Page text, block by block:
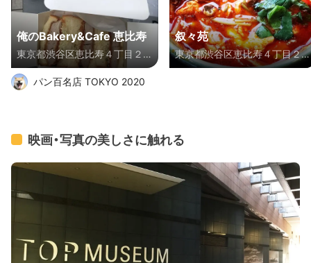
俺のBakery&Cafe 恵比寿
東京都渋谷区恵比寿４丁目２
０-６ ガーデンプレイス 時計広
場 パン百名店 TOKYO 2020
叙々苑
東京都渋谷区恵比寿４丁目２
０-３ ガーデンプレイスタワ
映画・写真の美しさに触れる